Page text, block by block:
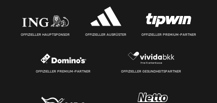
OFFIZIELLER HAUPTSPONSOR OFFIZIELLER AUSRÜSTER OFFIZIELLER PREMIUM-PARTNER
OFFIZIELLER PREMIUM-PARTNER OFFIZIELLER GESUNDHEITSPARTNER